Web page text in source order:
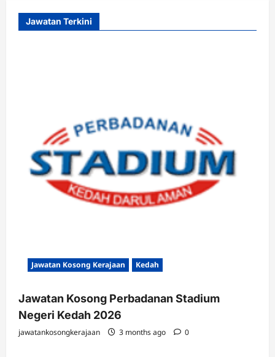
Jawatan Terkini
Jawatan Kosong Kerajaan Kedah
Jawatan Kosong Perbadanan Stadium
Negeri Kedah 2026
jawatankosongkerajaan 3 months ago 0